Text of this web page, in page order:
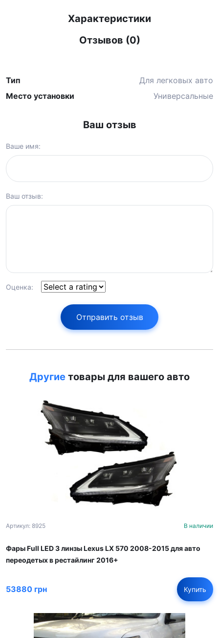
Характеристики
Отзывов (0)
Тип
Для легковых авто
Место установки
Универсальные
Ваш отзыв
Ваше имя:
Ваш отзыв:
Оценка:
Отправить отзыв
Другие товары для вашего авто
Артикул: 8925 В наличии
Фары Full LED 3 линзы Lexus LX 570 2008-2015 для авто
переодетых в рестайлинг 2016+
53880 грн Купить